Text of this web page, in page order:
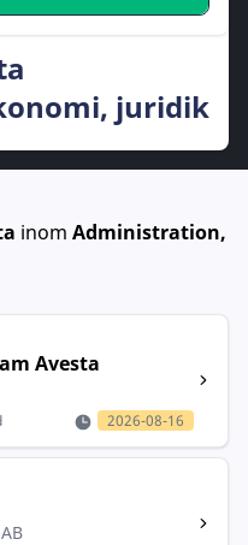
juridik
inom Administration,
Avesta
2026-08-16